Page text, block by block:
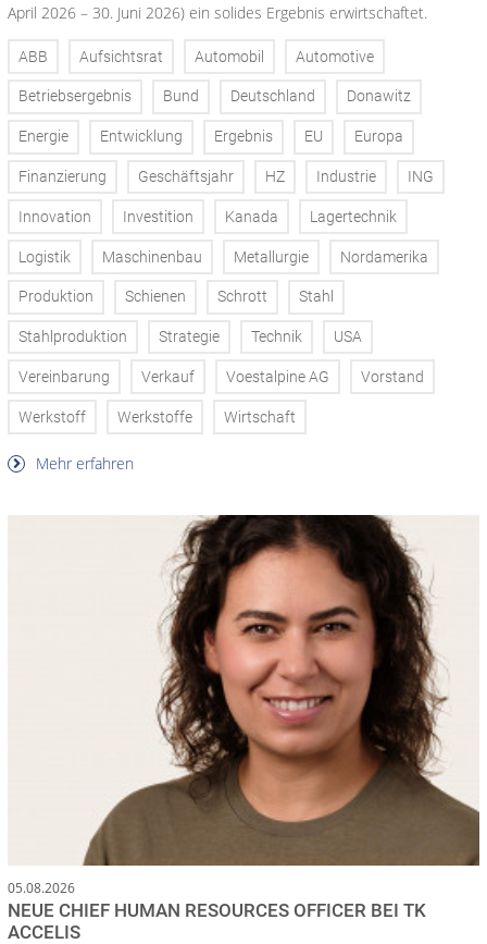
April 2026 – 30. Juni 2026) ein solides Ergebnis erwirtschaftet.
ABB Aufsichtsrat Automobil Automotive
Betriebsergebnis Bund Deutschland Donawitz
Energie Entwicklung Ergebnis EU Europa
Finanzierung Geschäftsjahr HZ Industrie ING
Innovation Investition Kanada Lagertechnik
Logistik Maschinenbau Metallurgie Nordamerika
Produktion Schienen Schrott Stahl
Stahlproduktion Strategie Technik USA
Vereinbarung Verkauf Voestalpine AG Vorstand
Werkstoff Werkstoffe Wirtschaft
Mehr erfahren
05.08.2026
NEUE CHIEF HUMAN RESOURCES OFFICER BEI TK
ACCELIS